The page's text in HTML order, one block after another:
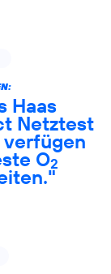
Haas
Netztest
O2